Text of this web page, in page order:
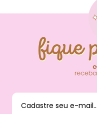
FIQUE
DAS